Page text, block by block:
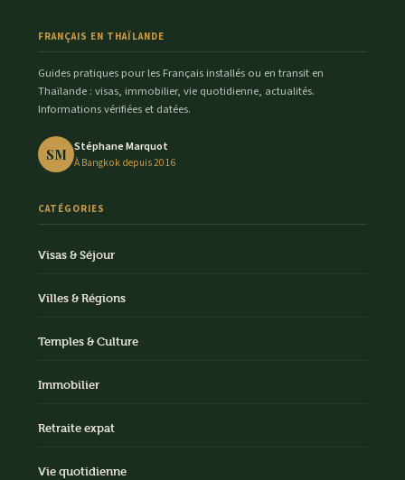
FRANÇAIS EN THAÏLANDE
Guides pratiques pour les Français installés ou en transit en
Thaïlande : visas, immobilier, vie quotidienne, actualités.
Informations vérifiées et datées.
SM Stéphane Marquot
À Bangkok depuis 2016
CATÉGORIES
Visas & Séjour
Villes & Régions
Temples & Culture
Immobilier
Retraite expat
Vie quotidienne